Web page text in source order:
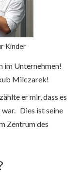
Kinder
im Unternehmen!
Milczarek!
er mir, dass es
war. Dies ist seine
Zentrum des